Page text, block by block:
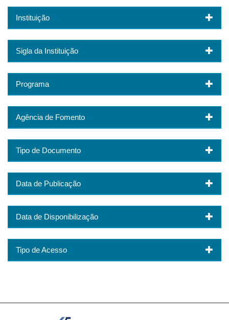
Instituição
Sigla da Instituição
Programa
Agência de Fomento
Tipo de Documento
Data de Publicação
Data de Disponibilização
Tipo de Acesso